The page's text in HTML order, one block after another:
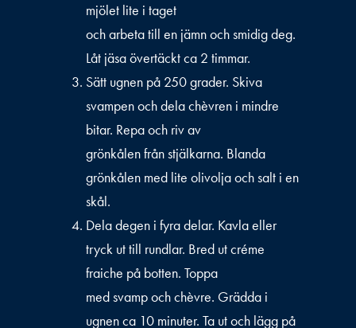
mjölet lite i taget
och arbeta till en jämn och smidig deg.
Låt jäsa övertäckt ca 2 timmar.
Sätt ugnen på 250 grader. Skiva
svampen och dela chèvren i mindre
bitar. Repa och riv av
grönkålen från stjälkarna. Blanda
grönkålen med lite olivolja och salt i en
skål.
Dela degen i fyra delar. Kavla eller
tryck ut till rundlar. Bred ut créme
fraiche på botten. Toppa
med svamp och chèvre. Grädda i
ugnen ca 10 minuter. Ta ut och lägg på